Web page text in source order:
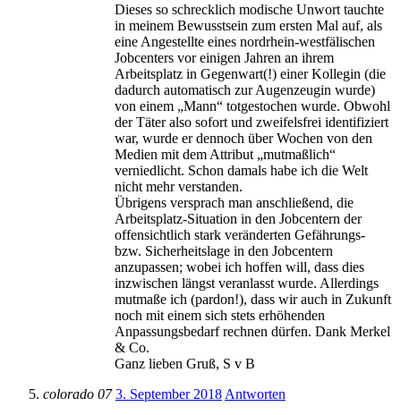
Dieses so schrecklich modische Unwort tauchte
in meinem Bewusstsein zum ersten Mal auf, als
eine Angestellte eines nordrhein-westfälischen
Jobcenters vor einigen Jahren an ihrem
Arbeitsplatz in Gegenwart(!) einer Kollegin (die
dadurch automatisch zur Augenzeugin wurde)
von einem „Mann“ totgestochen wurde. Obwohl
der Täter also sofort und zweifelsfrei identifiziert
war, wurde er dennoch über Wochen von den
Medien mit dem Attribut „mutmaßlich“
verniedlicht. Schon damals habe ich die Welt
nicht mehr verstanden.
Übrigens versprach man anschließend, die
Arbeitsplatz-Situation in den Jobcentern der
offensichtlich stark veränderten Gefährungs-
bzw. Sicherheitslage in den Jobcentern
anzupassen; wobei ich hoffen will, dass dies
inzwischen längst veranlasst wurde. Allerdings
mutmaße ich (pardon!), dass wir auch in Zukunft
noch mit einem sich stets erhöhenden
Anpassungsbedarf rechnen dürfen. Dank Merkel
& Co.
Ganz lieben Gruß, S v B
colorado 07 3. September 2018 Antworten